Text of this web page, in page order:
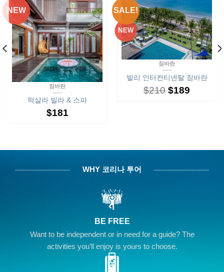
NEW
짐바란
럭살라 빌라 & 스파
$181
NEW
SALE!
짐바란
발리 인터컨티넨탈 짐바란
$210 $189
WHY 코리나 투어
BE FREE
Want to be independent or in need for a guide? The
activities you’ll enjoy is yours to choose.